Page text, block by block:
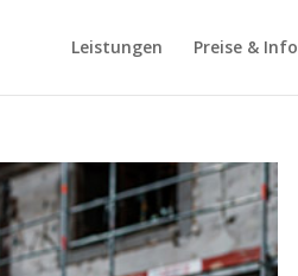
Leistungen Preise & Info